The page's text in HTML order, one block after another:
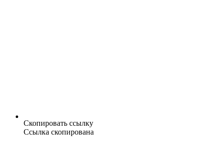
Скопировать ссылку
Ссылка скопирована